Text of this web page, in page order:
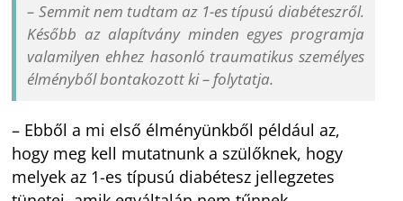
– Semmit nem tudtam az 1-es típusú diabéteszről.
Később az alapítvány minden egyes programja
valamilyen ehhez hasonló traumatikus személyes
élményből bontakozott ki – folytatja.
– Ebből a mi első élményünkből például az,
hogy meg kell mutatnunk a szülőknek, hogy
melyek az 1-es típusú diabétesz jellegzetes